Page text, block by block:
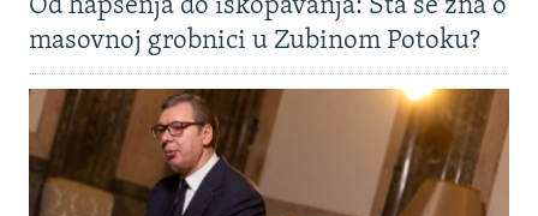
Od hapšenja do iskopavanja: Šta se zna o
masovnoj grobnici u Zubinom Potoku?